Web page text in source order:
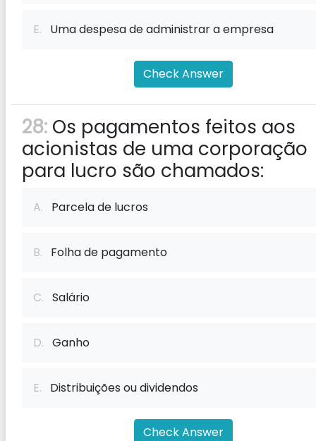
E. Uma despesa de administrar a empresa
Check Answer
28: Os pagamentos feitos aos
acionistas de uma corporação
para lucro são chamados:
A. Parcela de lucros
B. Folha de pagamento
C. Salário
D. Ganho
E. Distribuições ou dividendos
Check Answer